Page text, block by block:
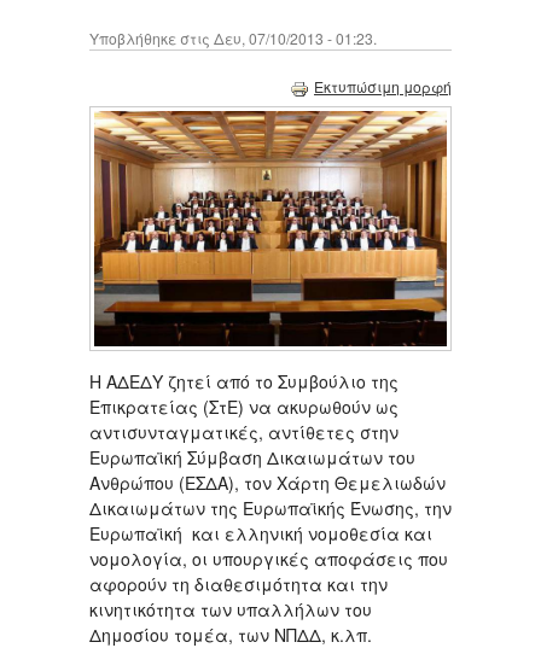
Υποβλήθηκε στις Δευ, 07/10/2013 - 01:23.
Εκτυπώσιμη μορφή
Η ΑΔΕΔΥ ζητεί από το Συμβούλιο της
Επικρατείας (ΣτΕ) να ακυρωθούν ως
αντισυνταγματικές, αντίθετες στην
Ευρωπαϊκή Σύμβαση Δικαιωμάτων του
Ανθρώπου (ΕΣΔΑ), τον Χάρτη Θεμελιωδών
Δικαιωμάτων της Ευρωπαϊκής Ένωσης, την
Ευρωπαϊκή και ελληνική νομοθεσία και
νομολογία, οι υπουργικές αποφάσεις που
αφορούν τη διαθεσιμότητα και την
κινητικότητα των υπαλλήλων του
Δημοσίου τομέα, των ΝΠΔΔ, κ.λπ.